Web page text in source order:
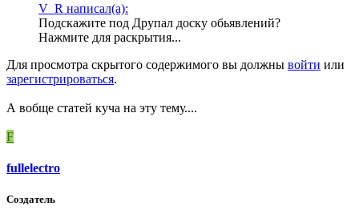
V_R написал(а):
Подскажите под Друпал доску обьявлений?
Нажмите для раскрытия...
Для просмотра скрытого содержимого вы должны войти или
зарегистрироваться.
А вобще статей куча на эту тему....
F
fullelectro
Создатель